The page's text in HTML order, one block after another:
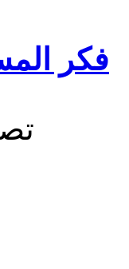
فكر المسيح 30